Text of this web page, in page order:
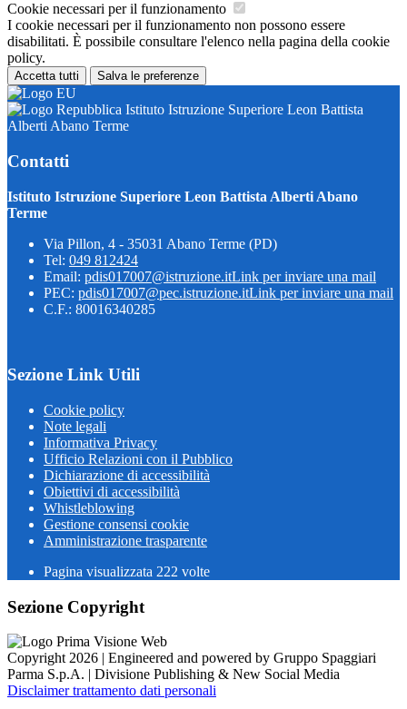
Cookie necessari per il funzionamento
I cookie necessari per il funzionamento non possono essere
disabilitati. È possibile consultare l'elenco nella pagina della cookie
policy.
Accetta tutti Salva le preferenze
Istituto Istruzione Superiore Leon Battista
Alberti Abano Terme
Contatti
Istituto Istruzione Superiore Leon Battista Alberti Abano
Terme
Via Pillon, 4 - 35031 Abano Terme (PD)
Tel: 049 812424
Email: pdis017007@istruzione.itLink per inviare una mail
PEC: pdis017007@pec.istruzione.itLink per inviare una mail
C.F.: 80016340285
Sezione Link Utili
Cookie policy
Note legali
Informativa Privacy
Ufficio Relazioni con il Pubblico
Dichiarazione di accessibilità
Obiettivi di accessibilità
Whistleblowing
Gestione consensi cookie
Amministrazione trasparente
Pagina visualizzata 222 volte
Sezione Copyright
Copyright 2026 | Engineered and powered by Gruppo Spaggiari
Parma S.p.A. | Divisione Publishing & New Social Media
Disclaimer trattamento dati personali